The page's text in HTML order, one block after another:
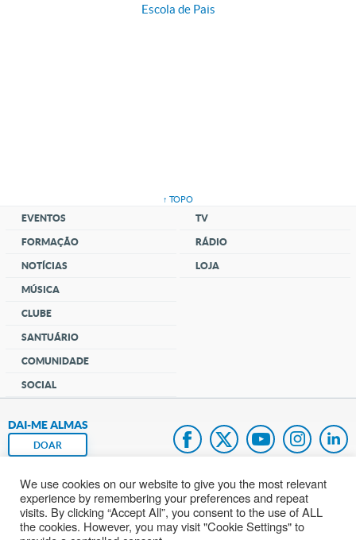
Escola de Pais
↑ TOPO
EVENTOS
FORMAÇÃO
NOTÍCIAS
MÚSICA
CLUBE
SANTUÁRIO
COMUNIDADE
SOCIAL
TV
RÁDIO
LOJA
DAI-ME ALMAS
DOAR
Fundação João Paulo II
Mapa do site
We use cookies on our website to give you the most relevant
experience by remembering your preferences and repeat
visits. By clicking “Accept All”, you consent to the use of ALL
the cookies. However, you may visit "Cookie Settings" to